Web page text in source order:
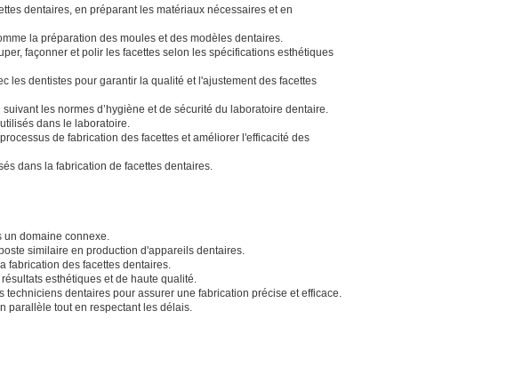
dentaires, en préparant les matériaux nécessaires et en
la préparation des moules et des modèles dentaires.
façonner et polir les facettes selon les spécifications esthétiques
les dentistes pour garantir la qualité et l'ajustement des facettes
les normes d’hygiène et de sécurité du laboratoire dentaire.
dans le laboratoire.
de fabrication des facettes et améliorer l'efficacité des
dans la fabrication de facettes dentaires.
un domaine connexe.
similaire en production d'appareils dentaires.
fabrication des facettes dentaires.
esthétiques et de haute qualité.
dentaires pour assurer une fabrication précise et efficace.
parallèle tout en respectant les délais.